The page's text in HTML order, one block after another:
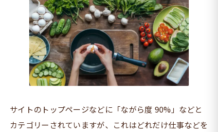
サイトのトップページなどに「ながら度 90%」などと
カテゴリーされていますが、これはどれだけ仕事などを